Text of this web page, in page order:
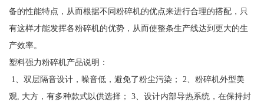
备的性能特点，从而根据不同粉碎机的优点来进行合理的搭配，只
有这样才能发挥各粉碎机的优势，从而使整条生产线达到更大的生
产效率。
塑料强力粉碎机产品说明：
1、双层隔音设计，噪音低，避免了粉尘污染； 2、粉碎机外型美
观, 大方，有多种款式以供选择； 3、设计内部导热系统，在保持封